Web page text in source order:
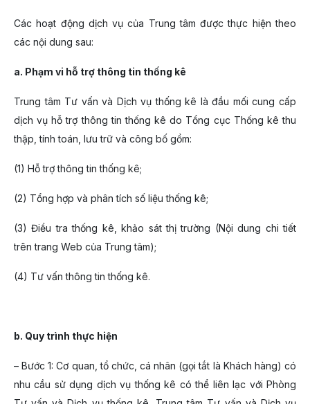
Các hoạt động dịch vụ của Trung tâm được thực hiện theo
các nội dung sau:
a. Phạm vi hỗ trợ thông tin thống kê
Trung tâm Tư vấn và Dịch vụ thống kê là đầu mối cung cấp
dịch vụ hỗ trợ thông tin thống kê do Tổng cục Thống kê thu
thập, tính toán, lưu trữ và công bố gồm:
(1) Hỗ trợ thông tin thống kê;
(2) Tổng hợp và phân tích số liệu thống kê;
(3) Điều tra thống kê, khảo sát thị trường (Nội dung chi tiết
trên trang Web của Trung tâm);
(4) Tư vấn thông tin thống kê.
b. Quy trình thực hiện
– Bước 1: Cơ quan, tổ chức, cá nhân (gọi tắt là Khách hàng) có
nhu cầu sử dụng dịch vụ thống kê có thể liên lạc với Phòng